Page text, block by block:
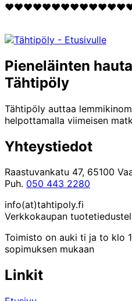
Pieneläinten
Tähtipöly
Tähtipöly auttaa
helpottamalla viimeisen
Yhteystiedot
Raastuvankatu 47, 65100
Puh. 050 443 2280
info(at)tahtipoly.fi
Verkkokaupan
Toimisto on auki ti ja to klo
sopimuksen mukaan
Linkit